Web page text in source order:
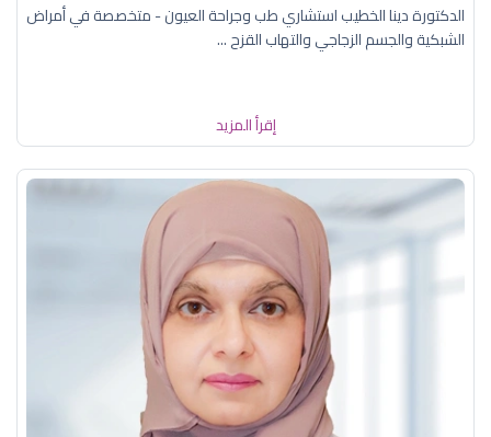
الدكتورة دينا الخطيب استشاري طب وجراحة العيون - متخصصة في أمراض
الشبكية والجسم الزجاجي والتهاب القزح ...
إقرأ المزيد